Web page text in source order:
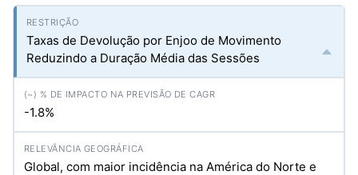
Taxas de Devolução por Enjoo de Movimento
Reduzindo a Duração Média das Sessões
-1.8%
Global, com maior incidência na América do Norte e